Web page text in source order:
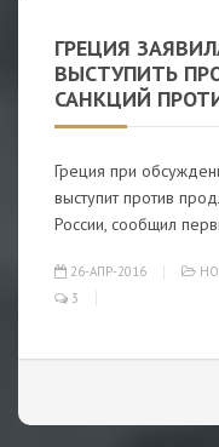
ГРЕЦИЯ
ВЫСТУПИТЬ
САНКЦИЙ
Греция при
выступит против
России, сообщил
26-АПР-2016
3